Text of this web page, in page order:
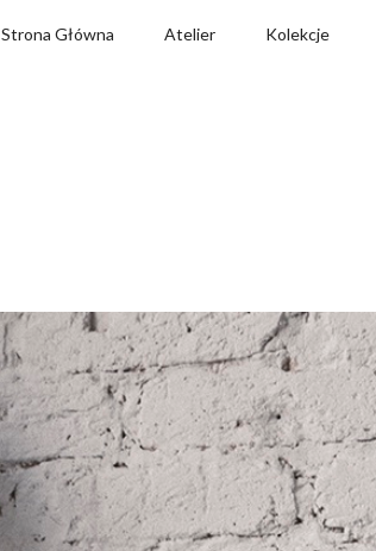
Strona Główna Atelier Kolekcje